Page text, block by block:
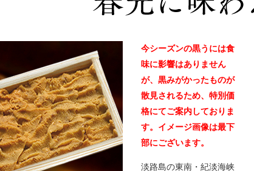
今シーズンの黒うには食
味に影響はありません
が、黒みがかったものが
散見されるため、特別価
格にてご案内しておりま
す。イメージ画像は最下
部にございます。
淡路島の東南・紀淡海峡